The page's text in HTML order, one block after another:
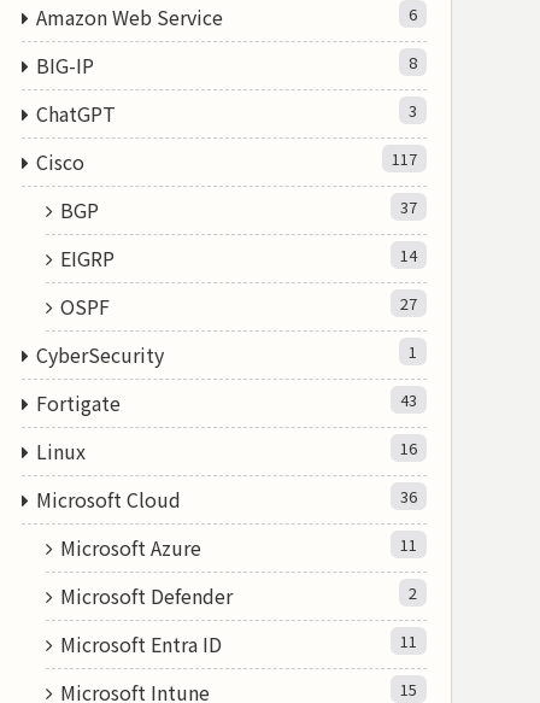
Amazon Web Service 6
BIG-IP 8
ChatGPT 3
Cisco 117
BGP 37
EIGRP 14
OSPF 27
CyberSecurity 1
Fortigate 43
Linux 16
Microsoft Cloud 36
Microsoft Azure 11
Microsoft Defender 2
Microsoft Entra ID 11
Microsoft Intune 15